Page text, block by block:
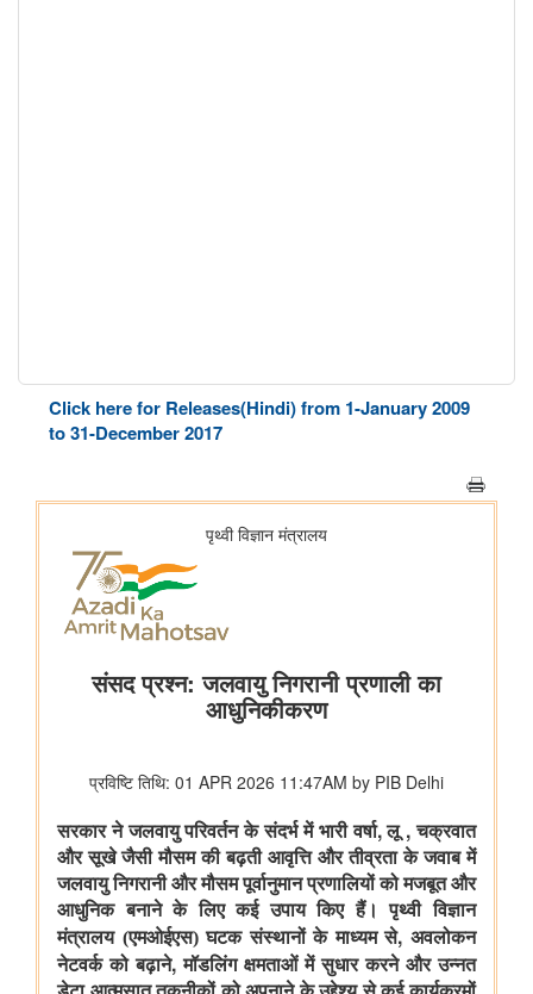
Click here for Releases(Hindi) from 1-January 2009
to 31-December 2017